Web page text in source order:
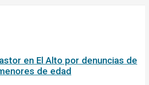
en El Alto por denuncias de
de edad